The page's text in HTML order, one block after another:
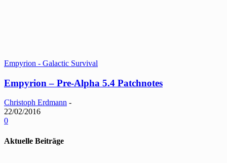
Empyrion - Galactic Survival
Empyrion – Pre-Alpha 5.4 Patchnotes
Christoph Erdmann -
22/02/2016
0
Aktuelle Beiträge